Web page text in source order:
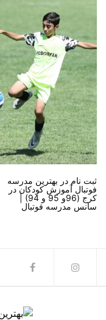
ثبت نام در بهترین مدرسه
فوتبال آموزش کودکان در
کرج (96و 95 و 94) |
سانس مدرسه فوتبال